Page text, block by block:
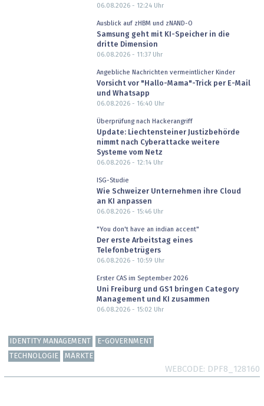
06.08.2026 - 12:24Uhr
Ausblick auf zHBM und zNAND-O
Samsung geht mit KI-Speicher in die
dritte Dimension
06.08.2026 - 11:37Uhr
Angebliche Nachrichten vermeintlicher Kinder
Vorsicht vor "Hallo-Mama"-Trick per E-Mail
und Whatsapp
06.08.2026 - 16:40 Uhr
Überprüfung nach Hackerangriff
Update: Liechtensteiner Justizbehörde
nimmt nach Cyberattacke weitere
Systeme vom Netz
06.08.2026 - 12:14Uhr
ISG-Studie
Wie Schweizer Unternehmen ihre Cloud
an KI anpassen
06.08.2026 - 15:46Uhr
"You don't have an indian accent"
Der erste Arbeitstag eines
Telefonbetrügers
06.08.2026 - 10:59 Uhr
Erster CAS im September 2026
Uni Freiburg und GS1 bringen Category
Management und KI zusammen
06.08.2026 - 15:02 Uhr
IDENTITY MANAGEMENT
E-GOVERNMENT
TECHNOLOGIE
MÄRKTE
WEBCODE DPF8_128160